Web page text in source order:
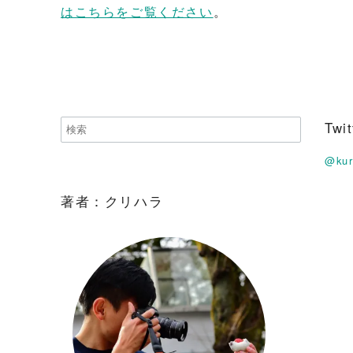
はこちらをご覧ください。
著者：クリハラ